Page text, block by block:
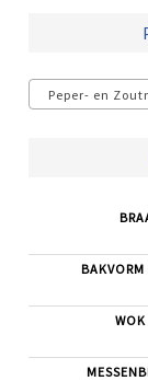
Peper- en
BAKVORM